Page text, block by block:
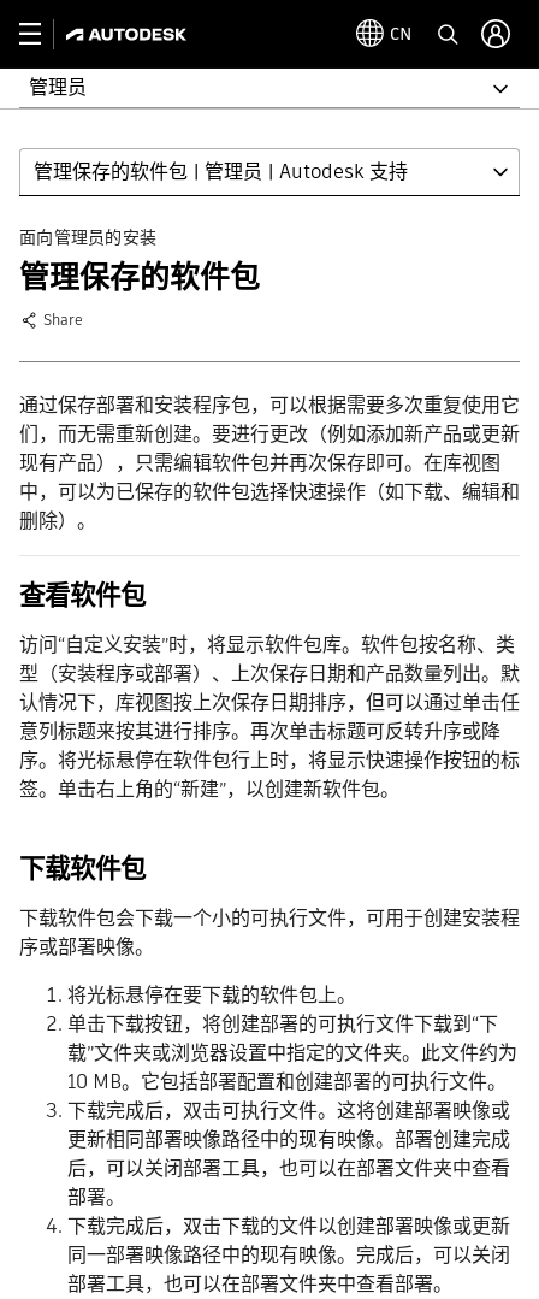
CN
管理员
管理保存的软件包 | 管理员 | Autodesk 支持
面向管理员的安装
管理保存的软件包
Share
通过保存部署和安装程序包，可以根据需要多次重复使用它
们，而无需重新创建。要进行更改（例如添加新产品或更新
现有产品），只需编辑软件包并再次保存即可。在库视图
中，可以为已保存的软件包选择快速操作（如下载、编辑和
删除）。
查看软件包
访问“自定义安装”时，将显示软件包库。软件包按名称、类
型（安装程序或部署）、上次保存日期和产品数量列出。默
认情况下，库视图按上次保存日期排序，但可以通过单击任
意列标题来按其进行排序。再次单击标题可反转升序或降
序。将光标悬停在软件包行上时，将显示快速操作按钮的标
签。单击右上角的“新建”，以创建新软件包。
下载软件包
下载软件包会下载一个小的可执行文件，可用于创建安装程
序或部署映像。
将光标悬停在要下载的软件包上。
单击下载按钮，将创建部署的可执行文件下载到“下
载”文件夹或浏览器设置中指定的文件夹。此文件约为
10 MB。它包括部署配置和创建部署的可执行文件。
下载完成后，双击可执行文件。这将创建部署映像或
更新相同部署映像路径中的现有映像。部署创建完成
后，可以关闭部署工具，也可以在部署文件夹中查看
部署。
下载完成后，双击下载的文件以创建部署映像或更新
同一部署映像路径中的现有映像。完成后，可以关闭
部署工具，也可以在部署文件夹中查看部署。